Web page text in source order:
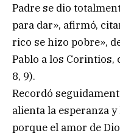
Padre se dio
para dar», afirmó,
rico se hizo pobre»,
Pablo a los Corintios,
8, 9).
Recordó
alienta la esperanza
porque el amor de